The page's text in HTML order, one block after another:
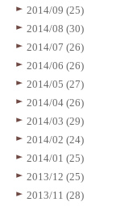
2014/09 (25)
2014/08 (30)
2014/07 (26)
2014/06 (26)
2014/05 (27)
2014/04 (26)
2014/03 (29)
2014/02 (24)
2014/01 (25)
2013/12 (25)
2013/11 (28)